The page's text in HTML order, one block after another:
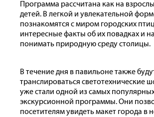
Программа рассчитана как на
детей. В легкой и увлекательной
познакомятся с миром городских
интересные факты об их повадках и
понимать природную среду столицы.
В течение дня в павильоне также
транслироваться светотехнические
уже стали одной из самых
экскурсионной программы. Они
посетителям увидеть макет города в